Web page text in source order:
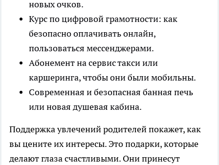
новых очков.
Курс по цифровой грамотности: как
безопасно оплачивать онлайн,
пользоваться мессенджерами.
Абонемент на сервис такси или
каршеринга, чтобы они были мобильны.
Современная и безопасная банная печь
или новая душевая кабина.
Поддержка увлечений родителей покажет, как
вы цените их интересы. Это подарки, которые
делают глаза счастливыми. Они принесут